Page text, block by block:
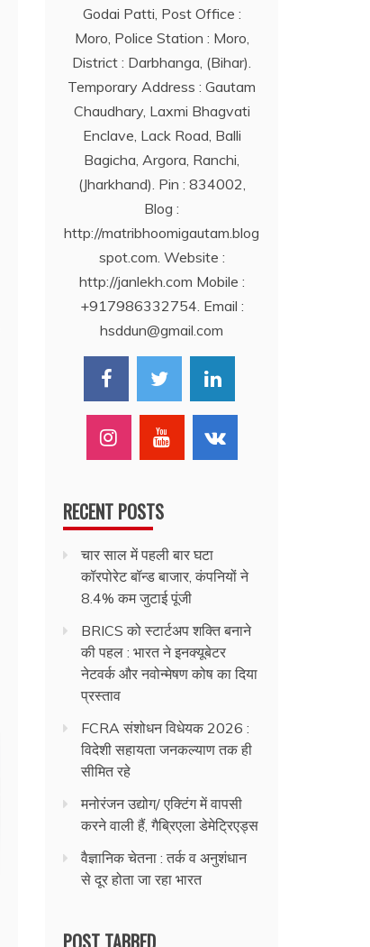
Godai Patti, Post Office :
Moro, Police Station : Moro,
District : Darbhanga, (Bihar).
Temporary Address : Gautam
Chaudhary, Laxmi Bhagvati
Enclave, Lack Road, Balli
Bagicha, Argora, Ranchi,
(Jharkhand). Pin : 834002,
Blog :
http://matribhoomigautam.blog
spot.com. Website :
http://janlekh.com Mobile :
+917986332754. Email :
hsddun@gmail.com
RECENT POSTS
चार साल में पहली बार घटा
कॉरपोरेट बॉन्ड बाजार, कंपनियों ने
8.4% कम जुटाई पूंजी
BRICS को स्टार्टअप शक्ति बनाने
की पहल : भारत ने इनक्यूबेटर
नेटवर्क और नवोन्मेषण कोष का दिया
प्रस्ताव
FCRA संशोधन विधेयक 2026 :
विदेशी सहायता जनकल्याण तक ही
सीमित रहे
मनोरंजन उद्योग/ एक्टिंग में वापसी
करने वाली हैं, गैब्रिएला डेमेट्रिएड्स
वैज्ञानिक चेतना : तर्क व अनुशंधान
से दूर होता जा रहा भारत